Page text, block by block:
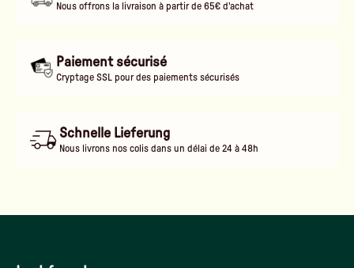
Nous offrons la livraison à partir de 65€ d'achat
Paiement sécurisé
Cryptage SSL pour des paiements sécurisés
Schnelle Lieferung
Nous livrons nos colis dans un délai de 24 à 48h